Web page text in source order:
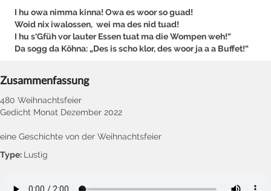
I hu owa nimma kinna! Owa es woor so guad!
Woid nix iwalossen, wei ma des nid tuad!
I hu s‘Gfüh vor lauter Essen tuat ma die Wompen weh!“
Da sogg da Köhna: „Des is scho klor, des woor ja a a Buffet!“
Zusammenfassung
480 Weihnachtsfeier
Gedicht Monat Dezember 2022
eine Geschichte von der Weihnachtsfeier
Type: Lustig